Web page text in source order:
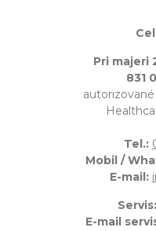
Pri majeri
831
Tel.:
Mobil /
E-mail:
Servis:
E-mail